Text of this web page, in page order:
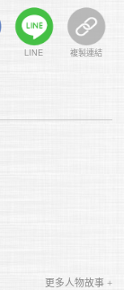
更多人物故事 +
LINE 複製連結